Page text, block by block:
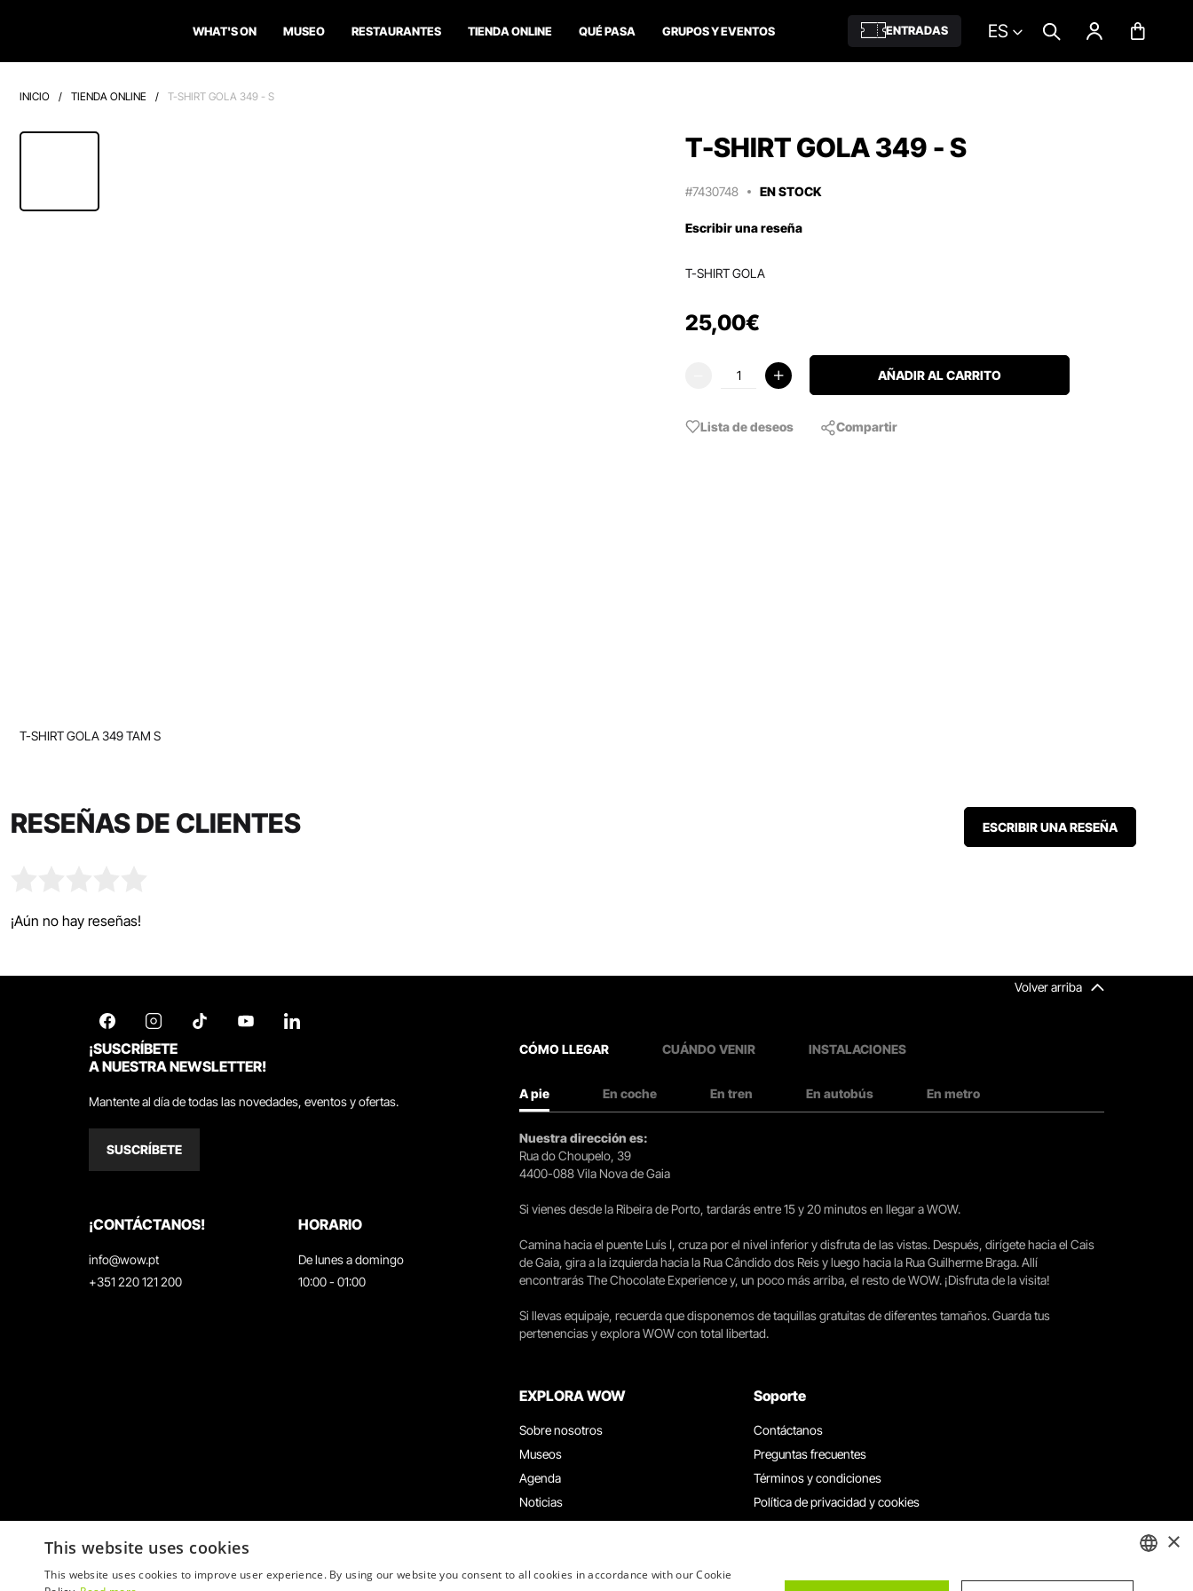
WHAT'S ON MUSEO RESTAURANTES TIENDA ONLINE QUÉ PASA GRUPOS Y EVENTOS ENTRADAS ES
INICIO / TIENDA ONLINE / T-SHIRT GOLA 349 - S
T-SHIRT GOLA 349 - S
#7430748 EN STOCK
Escribir una reseña
T-SHIRT GOLA
25,00€
AÑADIR AL CARRITO
Lista de deseos Compartir
T-SHIRT GOLA 349 TAM S
RESEÑAS DE CLIENTES
¡Aún no hay reseñas!
ESCRIBIR UNA RESEÑA
Volver arriba
¡SUSCRÍBETE
A NUESTRA NEWSLETTER!
Mantente al día de todas las novedades, eventos y ofertas.
SUSCRÍBETE
¡CONTÁCTANOS!
info@wow.pt
+351 220 121 200
HORARIO
De lunes a domingo
10:00 - 01:00
CÓMO LLEGAR CUÁNDO VENIR INSTALACIONES
A pie En coche En tren En autobús En metro
Nuestra dirección es:
Rua do Choupelo, 39
4400-088 Vila Nova de Gaia
Si vienes desde la Ribeira de Porto, tardarás entre 15 y 20 minutos en llegar a WOW.
Camina hacia el puente Luís I, cruza por el nivel inferior y disfruta de las vistas. Después, dirígete hacia el Cais
de Gaia, gira a la izquierda hacia la Rua Cândido dos Reis y luego hacia la Rua Guilherme Braga. Allí
encontrarás The Chocolate Experience y, un poco más arriba, el resto de WOW. ¡Disfruta de la visita!
Si llevas equipaje, recuerda que disponemos de taquillas gratuitas de diferentes tamaños. Guarda tus
pertenencias y explora WOW con total libertad.
EXPLORA WOW
Sobre nosotros
Museos
Agenda
Noticias
Restaurantes
Grupos y eventos
Soporte
Contáctanos
Preguntas frecuentes
Términos y condiciones
Política de privacidad y cookies
Trabaja con nosotros
×
This website uses cookies
This website uses cookies to improve user experience. By using our website you consent to all cookies in accordance with our Cookie